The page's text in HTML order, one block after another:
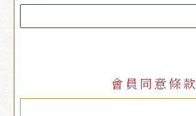
會員同意條款